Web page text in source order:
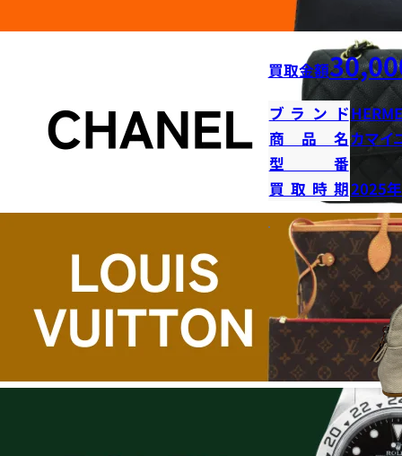
買取金額
ブランド
商品名カマイ
型番
買取時期2025